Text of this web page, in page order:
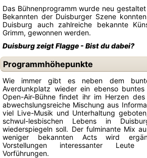
Das Bühnenprogramm wurde neu
Bekannten der Duisburger Szene
Duisburg auch zahlreiche bekannte
Grimm, gewonnen werden.
Duisburg zeigt Flagge - Bist du dabei?
Programmhöhepunkte
Wie immer gibt es neben dem
Averdunkplatz wieder ein ebenso buntes
Open-Air-Bühne findet ihr im Herzen
abwechslungsreiche Mischung aus
viel Live-Musik und Unterhaltung
schwul-lesbischen Lebens in
wiederspiegeln soll. Der fulminante Mix
weniger bekannten Acts wird
Vorstellungen interessanter Leute
Vorführungen.